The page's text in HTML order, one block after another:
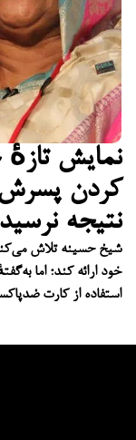
نمایش
کردن
نتیجه
شیخ حسینه تلاش
خود ارائه کند؛ اما
استفاده از کارت